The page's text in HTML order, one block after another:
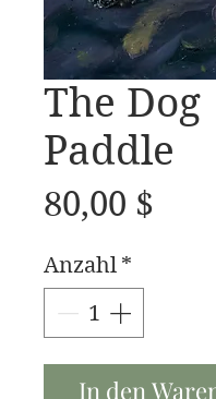
The Dog
Paddle
80,00 $
Anzahl *
In den